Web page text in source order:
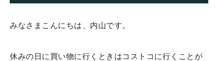
みなさまこんにちは、内山です。
休みの日に買い物に行くときはコストコに行くことが